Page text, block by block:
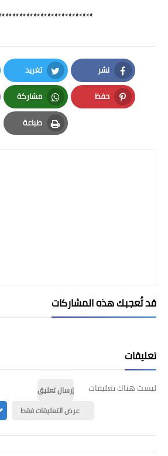
نشر
Facebook
تغريد
Twitter
حفظ
Pinterest
مشاركة
Whatsapp
طباعة
Print
قد تُعجبك هذه المشاركات
تعليقات
ليست هناك تعليقات
إرسال تعليق
عرض التعليقات فقط